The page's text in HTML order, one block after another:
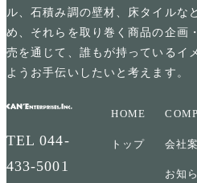
ル、石積み調の壁材、床タイルな
め、それらを取り巻く商品の企画
売を通じて、誰もが持っているイ
ようお手伝いしたいと考えます。
TEL044-
433-5001
HOME
トップ 会社
お知